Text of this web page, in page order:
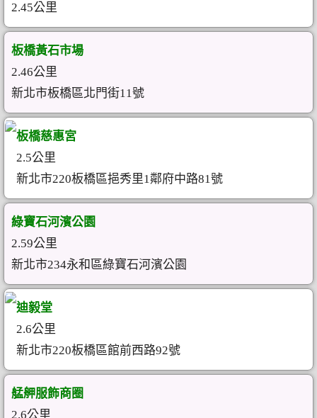
2.45公里
板橋黃石市場
2.46公里
新北市板橋區北門街11號
板橋慈惠宮
2.5公里
新北市220板橋區挹秀里1鄰府中路81號
綠寶石河濱公園
2.59公里
新北市234永和區綠寶石河濱公園
迪毅堂
2.6公里
新北市220板橋區館前西路92號
艋舺服飾商圈
2.6公里